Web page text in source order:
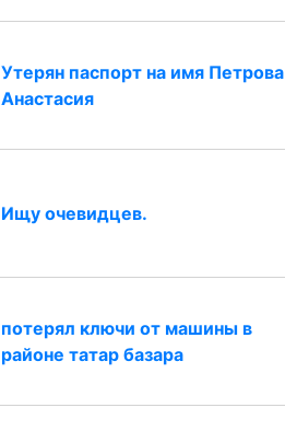
Утерян паспорт на имя Петрова
Анастасия
Ищу очевидцев.
потерял ключи от машины в
районе татар базара